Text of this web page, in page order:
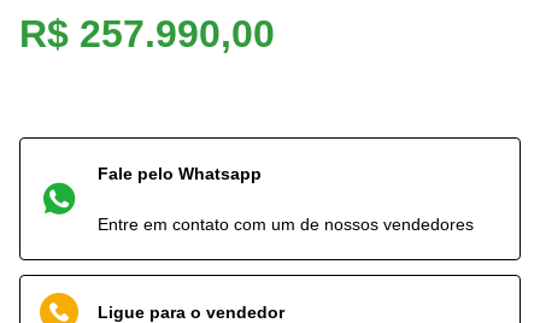
R$ 257.990,00
Fale pelo Whatsapp
Entre em contato com um de nossos vendedores
Ligue para o vendedor